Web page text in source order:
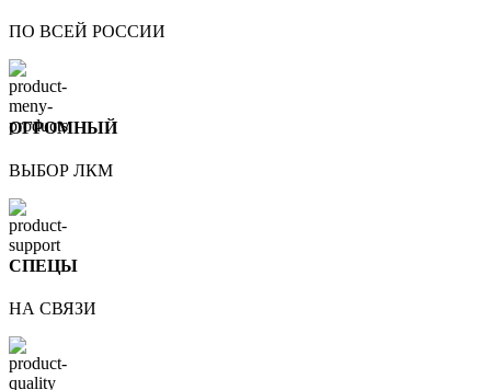
ПО ВСЕЙ РОССИИ
ОГРОМНЫЙ
ВЫБОР ЛКМ
СПЕЦЫ
НА СВЯЗИ